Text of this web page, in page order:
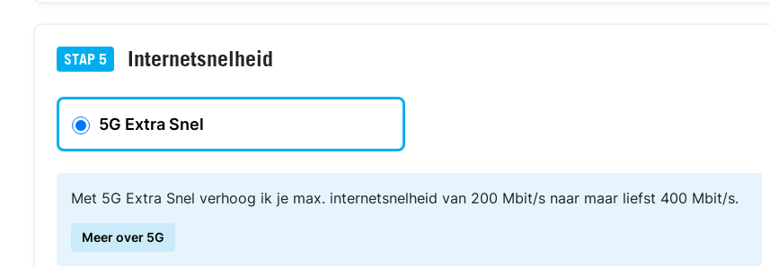
STAP 5 Internetsnelheid
5G Extra Snel
Met 5G Extra Snel verhoog ik je max. internetsnelheid van 200 Mbit/s naar maar liefst 400 Mbit/s.
Meer over 5G